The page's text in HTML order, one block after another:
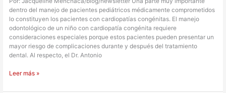
dentro del manejo de pacientes pediátricos médicamente comprometidos
lo constituyen los pacientes con cardiopatías congénitas. El manejo
odontológico de un niño con cardiopatía congénita requiere
consideraciones especiales porque estos pacientes pueden presentar un
mayor riesgo de complicaciones durante y después del tratamiento
dental. Al respecto, el Dr. Antonio
Leer más »